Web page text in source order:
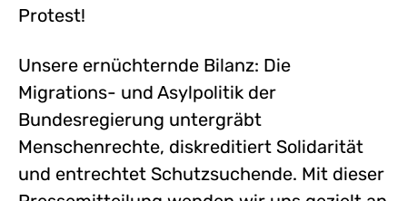
Protest!
Unsere ernüchternde Bilanz: Die
Migrations- und Asylpolitik der
Bundesregierung untergräbt
Menschenrechte, diskreditiert Solidarität
und entrechtet Schutzsuchende. Mit dieser